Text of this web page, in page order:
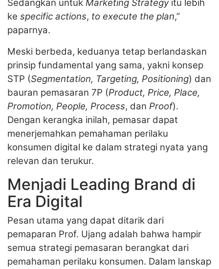
Sedangkan untuk Marketing Strategyitu lebih
ke specific actions, to execute the plan,”
paparnya.
Meski berbeda, keduanya tetap berlandaskan
prinsip fundamental yang sama, yakni konsep
STP (Segmentation, Targeting, Positioning) dan
bauran pemasaran 7P (Product, Price, Place,
Promotion, People, Process, dan Proof).
Dengan kerangka inilah, pemasar dapat
menerjemahkan pemahaman perilaku
konsumen digital ke dalam strategi nyata yang
relevan dan terukur.
Menjadi Leading Brand di
Era Digital
Pesan utama yang dapat ditarik dari
pemaparan Prof. Ujang adalah bahwa hampir
semua strategi pemasaran berangkat dari
pemahaman perilaku konsumen. Dalam lanskap